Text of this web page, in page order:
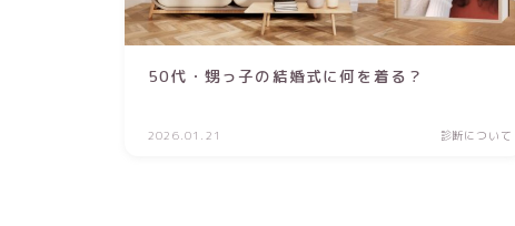
50代・甥っ子の結婚式に何を着る？
2026.01.21 診断について